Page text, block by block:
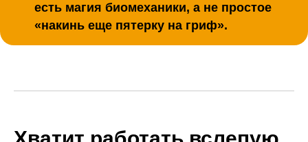
есть магия биомеханики, а не простое
«накинь еще пятерку на гриф».